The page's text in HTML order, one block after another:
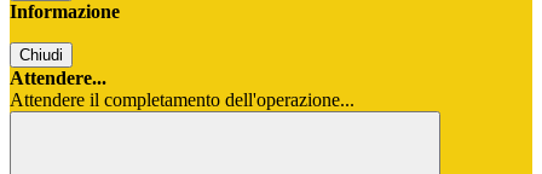
Informazione
Chiudi
Attendere...
Attendere il completamento dell'operazione...